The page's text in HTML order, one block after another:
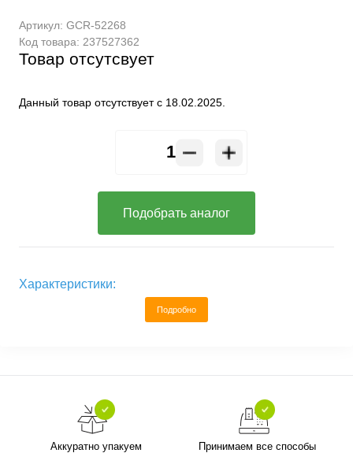
Артикул: GCR-52268
Код товара: 237527362
Товар отсутсвует
Данный товар отсутствует с 18.02.2025.
Подобрать аналог
Характеристики:
Подробно
Аккуратно упакуем
Принимаем все способы